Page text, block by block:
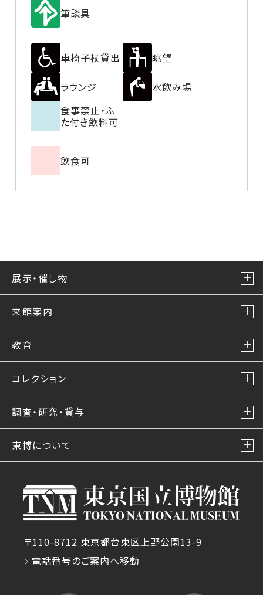
筆談具
車椅子杖貸出 眺望
ラウンジ
水飲み場
食事禁止・ふ
た付き飲料可
飲食可
展示・催し物
来館案内
教育
コレクション
調査・研究・貸与
東博について
〒110-8712 東京都台東区上野公園13-9
電話番号のご案内へ移動